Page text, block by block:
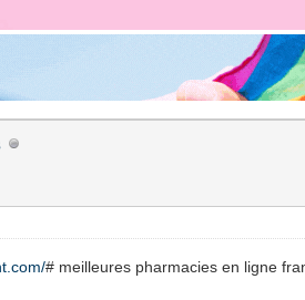
# meilleures pharmacies en ligne